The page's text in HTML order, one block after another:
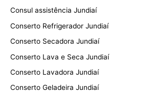
Consul assistência Jundiaí
Conserto Refrigerador Jundiaí
Conserto Secadora Jundiaí
Conserto Lava e Seca Jundiaí
Conserto Lavadora Jundiaí
Conserto Geladeira Jundiaí